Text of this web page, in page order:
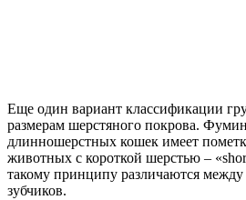
Еще один вариант классификации
размерам шерстяного покрова.
длинношерстных кошек имеет
животных с короткой шерстью –
такому принципу различаются между
зубчиков.